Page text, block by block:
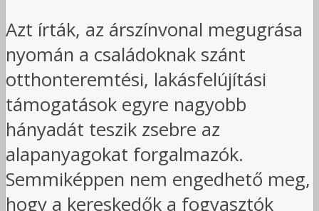
Azt írták, az árszínvonal megugrása
nyomán a családoknak szánt
otthonteremtési, lakásfelújítási
támogatások egyre nagyobb
hányadát teszik zsebre az
alapanyagokat forgalmazók.
Semmiképpen nem engedhető meg,
hogy a kereskedők a fogyasztók